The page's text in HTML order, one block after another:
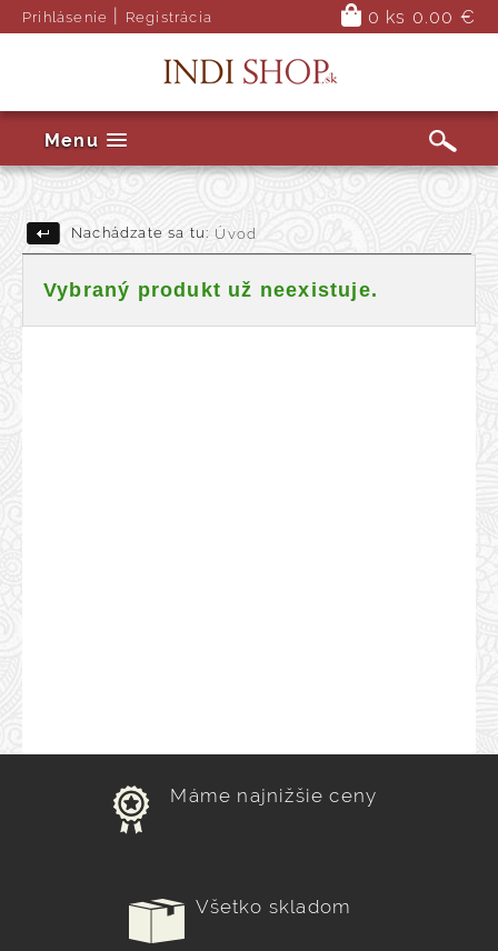
Prihlásenie Registrácia 0 ks 0.00 €
Menu
Nachádzate sa tu: Úvod
Vybraný produkt už neexistuje.
Máme najnižšie ceny
Všetko skladom